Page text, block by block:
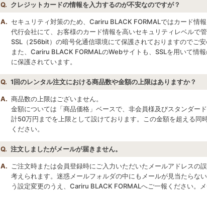
Q. クレジットカードの情報を入力するのが不安なのですが？
A. セキュリティ対策のため、Cariru BLACK FORMALではカード情
代行会社にて、お客様のカード情報を高いセキュリティレベルで
SSL（256bit）の暗号化通信環境にて保護されておりますのでご安
また、Cariru BLACK FORMALのWebサイトも、SSLを用いて情
に保護されています。
Q. 1回のレンタル注文における商品数や金額の上限はありますか？
A. 商品数の上限はございません。
金額については「商品価格」ベースで、非会員様及びスタンダー
計50万円までを上限として設けております。この金額を超える同
ください。
Q. 注文しましたがメールが届きません。
A.
ご注文時または会員登録時にご入力いただいたメールアドレスの
考えられます。迷惑メールフォルダの中にもメールが見当たらな
う設定変更のうえ、Cariru BLACK FORMALへご一報ください。